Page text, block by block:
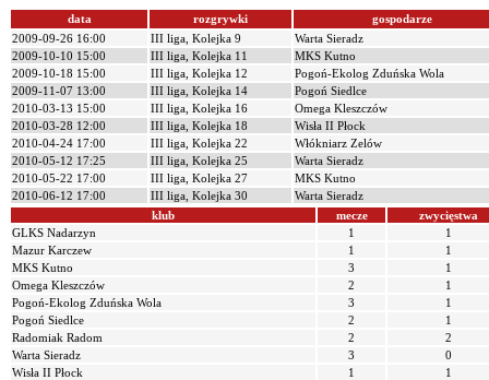
data rozgrywki
gospodarze
2009-09-26 16:00
III liga, Kolejka 9
Warta Sieradz
2009-10-10 15:00
III liga, Kolejka 11
MKS Kutno
2009-10-18 15:00
III liga, Kolejka 12
Pogoń-Ekolog Zduńska Wola
2009-11-07 13:00
III liga, Kolejka 14
Pogoń Siedlce
2010-03-13 15:00
III liga, Kolejka 16
Omega Kleszczów
2010-03-28 12:00
III liga, Kolejka 18
Wisła II Płock
2010-04-24 17:00
III liga, Kolejka 22
Włókniarz Zelów
2010-05-12 17:25
III liga, Kolejka 25
Warta Sieradz
2010-05-22 17:00
III liga, Kolejka 27
MKS Kutno
2010-06-12 17:00
III liga, Kolejka 30
Warta Sieradz
klub
mecze
zwycięstwa
GLKS Nadarzyn
1
1
Mazur Karczew
1
1
MKS Kutno
3
1
Omega Kleszczów
2
1
Pogoń-Ekolog Zduńska Wola
3
1
Pogoń Siedlce
2
1
Radomiak Radom
2
2
Warta Sieradz
3
0
Wisła II Płock
1
1